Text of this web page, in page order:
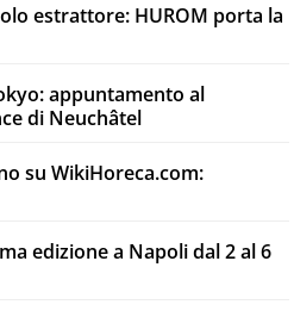
estrattore: HUROM porta la
appuntamento al
di Neuchâtel
su WikiHoreca.com:
edizione a Napoli dal 2 al 6